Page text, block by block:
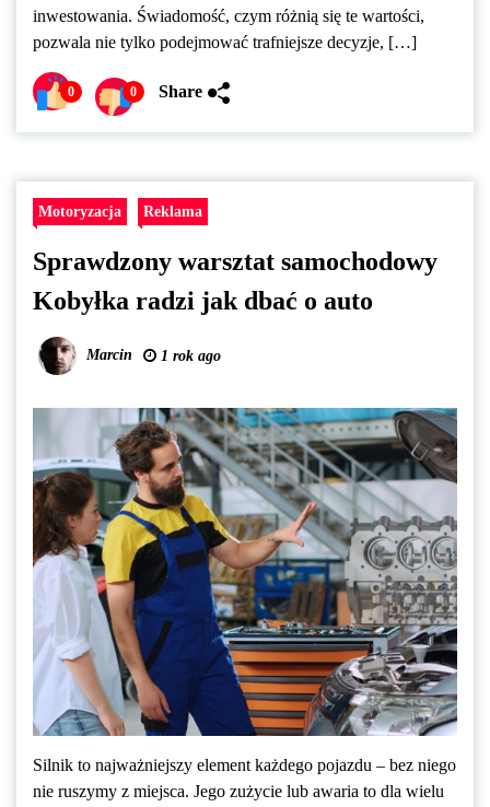
inwestowania. Świadomość, czym różnią się te wartości,
pozwala nie tylko podejmować trafniejsze decyzje, […]
0 0 Share
Motoryzacja Reklama
Sprawdzony warsztat samochodowy
Kobyłka radzi jak dbać o auto
Marcin 1 rok ago
Silnik to najważniejszy element każdego pojazdu – bez niego
nie ruszymy z miejsca. Jego zużycie lub awaria to dla wielu